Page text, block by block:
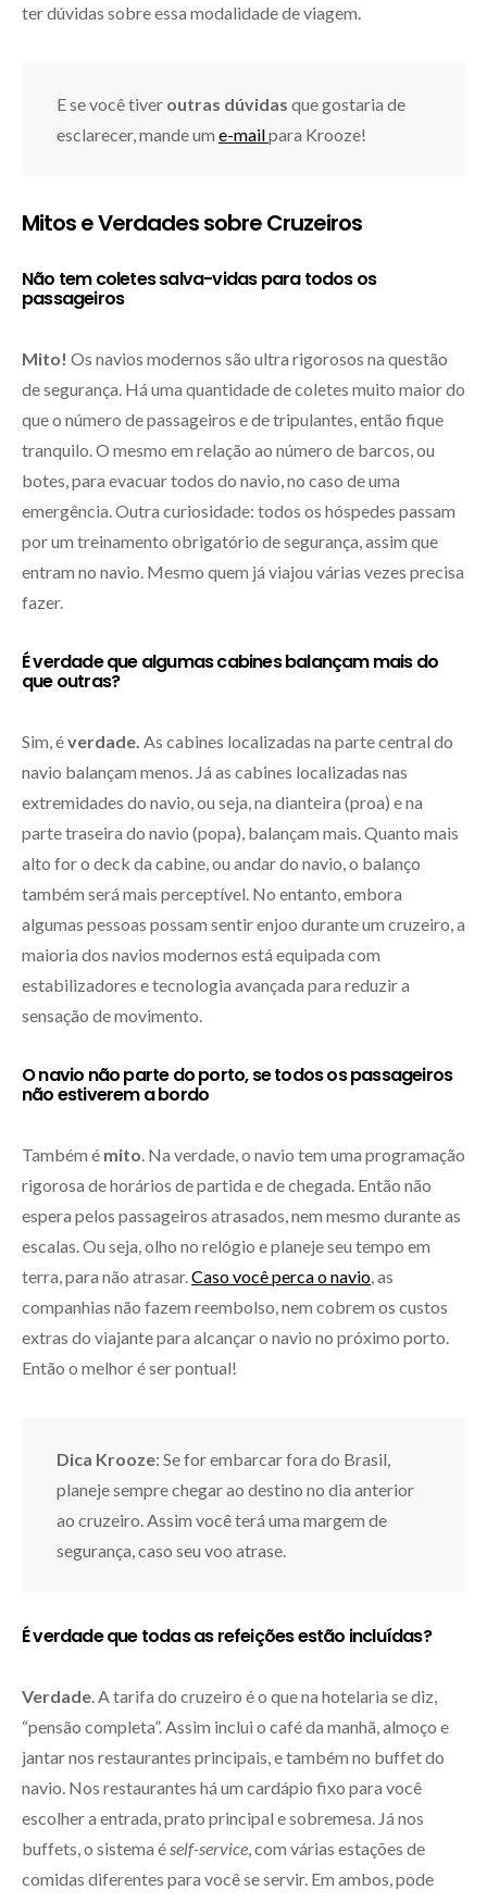
ter dúvidas sobre essa modalidade de viagem.
E se você tiver outras dúvidas que gostaria de
esclarecer, mande um e-mailpara Krooze!
Mitos e Verdades sobre Cruzeiros
Não tem coletes salva-vidas para todos os
passageiros
Mito! Os navios modernos são ultra rigorosos na questão
de segurança. Há uma quantidade de coletes muito maior do
que o número de passageiros e de tripulantes, então fique
tranquilo. O mesmo em relação ao número de barcos, ou
botes, para evacuar todos do navio, no caso de uma
emergência. Outra curiosidade: todos os hóspedes passam
por um treinamento obrigatório de segurança, assim que
entram no navio. Mesmo quem já viajou várias vezes precisa
fazer.
É verdade que algumas cabines balançam mais do
que outras?
Sim, éverdade. As cabines localizadas na parte central do
navio balançam menos. Já as cabines localizadas nas
extremidades do navio, ou seja, na dianteira (proa) e na
parte traseira do navio (popa), balançam mais. Quanto mais
alto for o deck da cabine, ou andar do navio, o balanço
também será mais perceptível. No entanto, embora
algumas pessoas possam sentir enjoo durante um cruzeiro, a
maioria dos navios modernos está equipada com
estabilizadores e tecnologia avançada para reduzir a
sensação de movimento.
O navio não parte do porto, se todos os passageiros
não estiverem a bordo
Também é mito . Na verdade, o navio tem uma programação
rigorosa de horários de partida e de chegada. Então não
espera pelos passageiros atrasados, nem mesmo durante as
escalas. Ou seja, olho no relógio e planeje seu tempo em
terra, para não atrasar. Caso você perca o navio , as
companhias não fazem reembolso, nem cobrem os custos
extras do viajante para alcançar o navio no próximo porto.
Então o melhor é ser pontual!
Dica Krooze: Se for embarcar fora do Brasil,
planeje sempre chegar ao destino no dia anterior
ao cruzeiro. Assim você terá uma margem de
segurança, caso seu voo atrase.
É verdade que todas as refeições estão incluídas?
Verdade . A tarifa do cruzeiro é o que na hotelaria se diz,
“pensão completa”. Assim inclui o café da manhã, almoço e
jantar nos restaurantes principais, e também no buffet do
navio. Nos restaurantes há um cardápio fixo para você
escolher a entrada, prato principal e sobremesa. Já nos
buffets, o sistema é self-service , com várias estações de
comidas diferentes para você se servir. Em ambos, pode